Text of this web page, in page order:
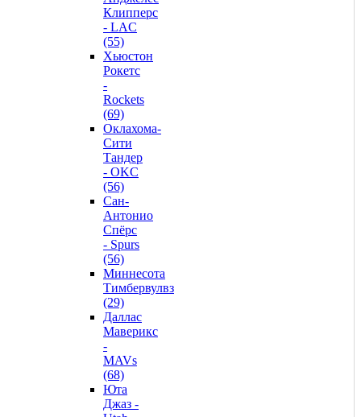
Клипперс
- LAC
(55)
Хьюстон
Рокетс
-
Rockets
(69)
Оклахома-
Сити
Тандер
- OKC
(56)
Сан-
Антонио
Спёрс
- Spurs
(56)
Миннесота
Тимбервулвз
(29)
Даллас
Маверикс
-
MAVs
(68)
Юта
Джаз -